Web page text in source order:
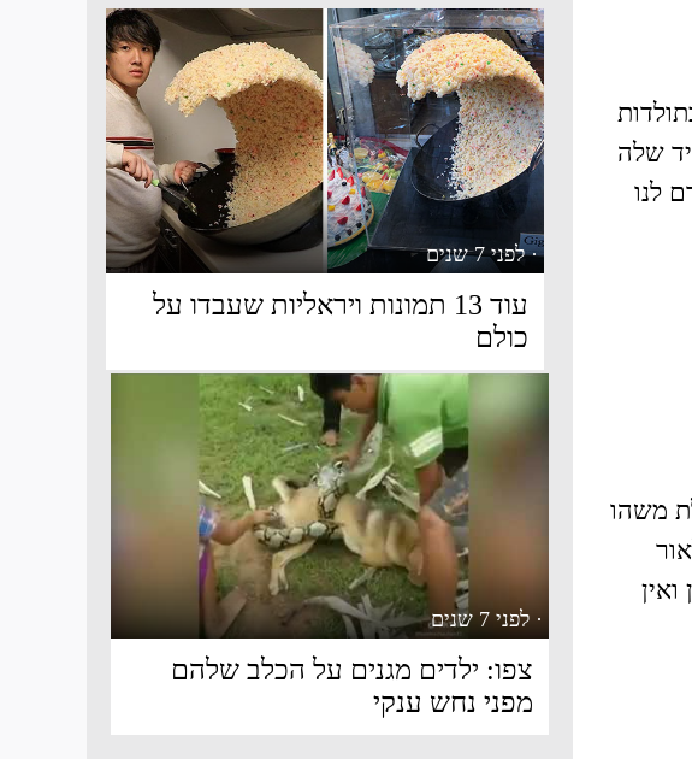
שלה
לנו
משהו
· לפני 7 שנים
עוד 13 תמונות ויראליות שעבדו על
כולם
· לפני 7 שנים
צפו: ילדים מגנים על הכלב שלהם
מפני נחש ענקי